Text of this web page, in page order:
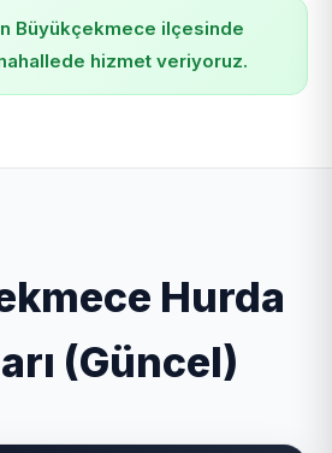
Büyükçekmece ilçesinde
hizmet veriyoruz.
Hurda
(Güncel)